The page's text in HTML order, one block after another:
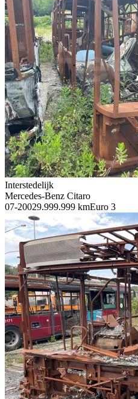
Interstedelijk
Mercedes-Benz Citaro
07-20029.999.999 kmEuro 3